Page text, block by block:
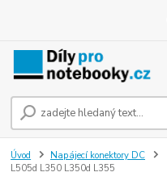
Úvod Napájecí konektory DC
L505d L350 L350d L355